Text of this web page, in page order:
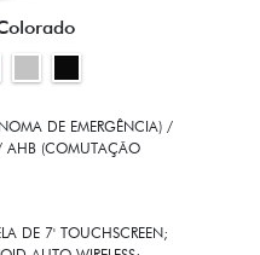
DE EMERGÊNCIA) /
AHB (COMUTAÇÃO
DE 7' TOUCHSCREEN;